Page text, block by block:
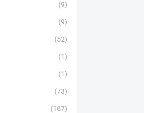
(9)
(9)
(52)
(1)
(1)
(73)
(167)